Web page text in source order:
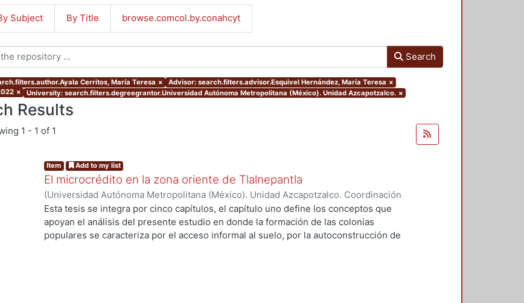
Subject By Title browse.comcol.by.conahcyt
Search
Cerritos, María Teresa × Advisor: search.filters.advisor.Esquivel Hernández, María Teresa ×
× University: search.filters.degreegrantor.Universidad Autónoma Metropolitana (México). Unidad Azcapotzalco. ×
Results
1 - 1 of 1
Item Add to my list
El microcrédito en la zona oriente de Tlalnepantla
(Universidad Autónoma Metropolitana (México). Unidad Azcapotzalco. Coordinación
de Servicios de Información.,2022-08-19) Ayala Cerritos, María Teresa
Esta tesis se integra por cinco capítulos, el capítulo uno define los conceptos que
apoyan el análisis del presente estudio en donde la formación de las colonias
populares se caracteriza por el acceso informal al suelo, por la autoconstrucción de